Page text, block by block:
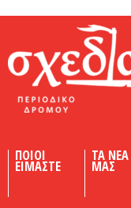
ΠΟΙΟΙ
ΕΙΜΑΣΤΕ
ΤΑ ΝΕΑ
ΜΑΣ